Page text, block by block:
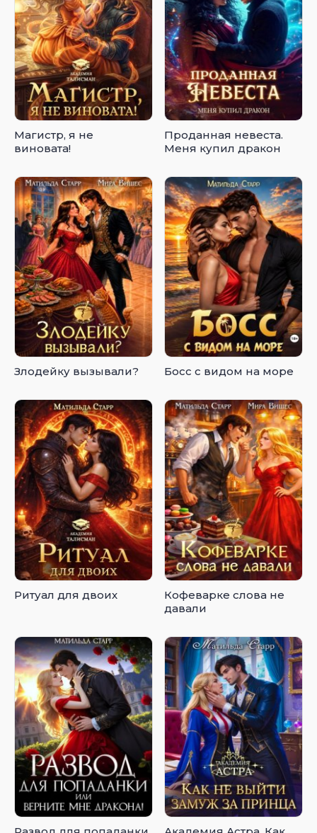
Магистр, я не
виновата!
Проданная невеста.
Меня купил дракон
Злодейку вызывали? Босс с видом на море
Ритуал для двоих
Кофеварке слова не
давали